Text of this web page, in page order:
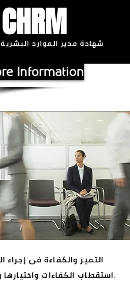
CHRM
شهادة مدير الموارد
Information
التميز والكفاءة فى إجراء
,استقطاب الكفاءات واختيارها